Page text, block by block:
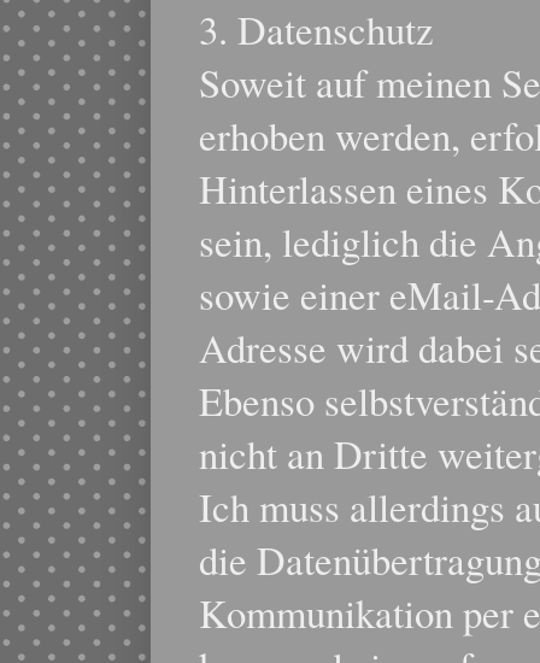
3. Datenschutz
Soweit auf meinen
erhoben werden,
Hinterlassen eines
sein, lediglich die
sowie einer eMail-
Adresse wird dabei
Ebenso
nicht an Dritte
Ich muss allerdings
die
Kommunikation per